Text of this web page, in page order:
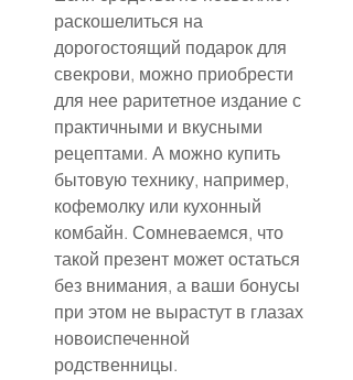
раскошелиться на
дорогостоящий подарок для
свекрови, можно приобрести
для нее раритетное издание с
практичными и вкусными
рецептами. А можно купить
бытовую технику, например,
кофемолку или кухонный
комбайн. Сомневаемся, что
такой презент может остаться
без внимания, а ваши бонусы
при этом не вырастут в глазах
новоиспеченной
родственницы.